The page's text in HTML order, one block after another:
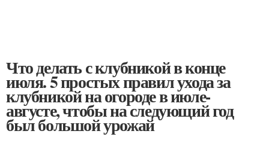
Что делать с клубникой в конце
июля. 5 простых правил ухода за
клубникой на огороде в июле-
августе, чтобы на следующий год
был большой урожай